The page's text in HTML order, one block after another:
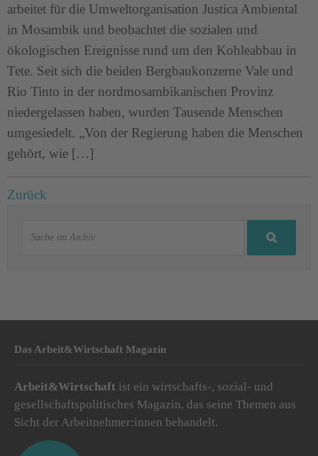
arbeitet für die Umweltorganisation Justica Ambiental
in Mosambik und beobachtet die sozialen und
ökologischen Ereignisse rund um den Kohleabbau in
Tete. Seit sich die beiden Bergbaukonzerne Vale und
Rio Tinto in der nordmosambikanischen Provinz
niedergelassen haben, wurden Tausende Menschen
umgesiedelt. „Von der Regierung haben die Menschen
gehört, wie […]
Zurück
Das Arbeit&Wirtschaft Magazin
Arbeit&Wirtschaft ist ein wirtschafts-, sozial- und
gesellschaftspolitisches Magazin, das seine Themen aus
Sicht der Arbeitnehmer:innen behandelt.